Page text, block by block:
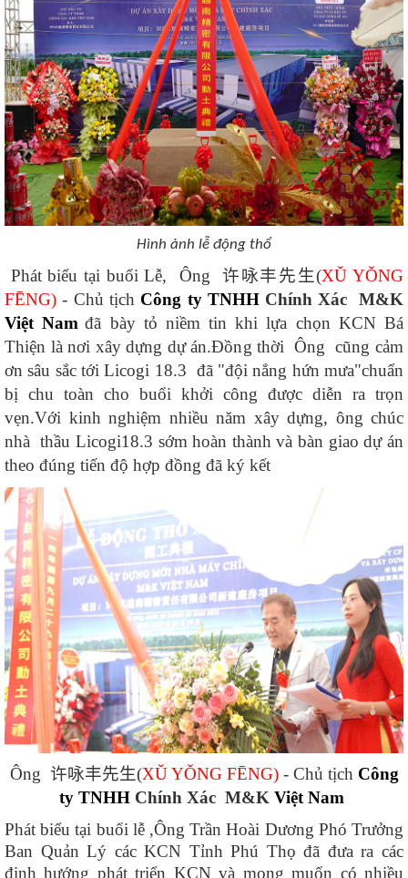
Hình ảnh lễ động thổ
Phát biểu tại buổi Lễ, Ông 许咏丰先生(XǓ YǑNG
FĒNG) - Chủ tịch Công ty TNHH Chính Xác M&K
Việt Nam đã bày tỏ niềm tin khi lựa chọn KCN Bá
Thiện là nơi xây dựng dự án.Đồng thời Ông cũng cảm
ơn sâu sắc tớiLicogi 18.3 đã "đội nắng hứn mưa"chuẩn
bị chu toàn cho buổi khởi công được diễn ra trọn
vẹn.Với kinh nghiệm nhiều năm xây dựng, ông chúc
nhà thầu Licogi18.3 sớm hoàn thành và bàn giao dự án
theo đúng tiến độ hợp đồng đã ký kết
Ông 许咏丰先生(XǓ YǑNG FĒNG)- Chủ tịch Công
ty TNHH Chính Xác M&K Việt Nam
Phát biểu tại buổi lễ ,Ông Trần Hoài Dương Phó Trưởng
Ban Quản Lý các KCN Tỉnh Phú Thọ đã đưa ra các
định hướng phát triển KCN và mong muốn có nhiều